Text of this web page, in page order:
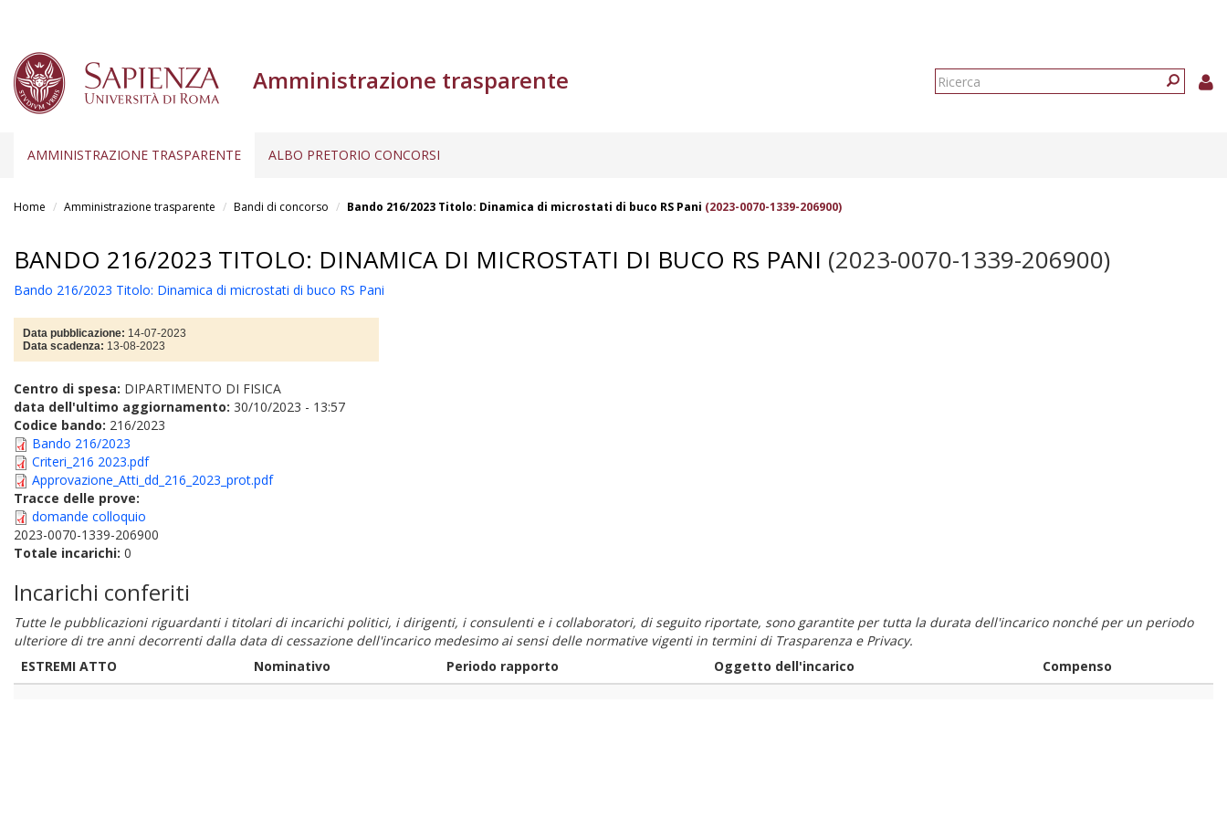
Amministrazione trasparente
Form
AMMINISTRAZIONE TRASPARENTE ALBO PRETORIO CONCORSI
Home Amministrazione trasparente Bandi di concorso Bando 216/2023 Titolo: Dinamica di microstati di buco RS Pani (2023-0070-1339-206900)
BANDO 216/2023 TITOLO: DINAMICA DI MICROSTATI DI BUCO RS PANI (2023-0070-1339-206900)
Bando 216/2023 Titolo: Dinamica di microstati di buco RS Pani
Data pubblicazione: 14-07-2023
Data scadenza: 13-08-2023
Centro di spesa: DIPARTIMENTO DI FISICA
data dell'ultimo aggiornamento: 30/10/2023 - 13:57
Codice bando: 216/2023
Bando 216/2023
Criteri_216 2023.pdf
Approvazione_Atti_dd_216_2023_prot.pdf
Tracce delle prove:
domande colloquio
2023-0070-1339-206900
Totale incarichi: 0
Incarichi conferiti
Tutte le pubblicazioni riguardanti i titolari di incarichi politici, i dirigenti, i consulenti e i collaboratori, di seguito riportate, sono garantite per tutta la durata dell'incarico nonché per un periodo
ulteriore di tre anni decorrenti dalla data di cessazione dell'incarico medesimo ai sensi delle normative vigenti in termini di Trasparenza e Privacy.
ESTREMI ATTO
Nominativo Periodo rapporto Oggetto dell'incarico Compenso